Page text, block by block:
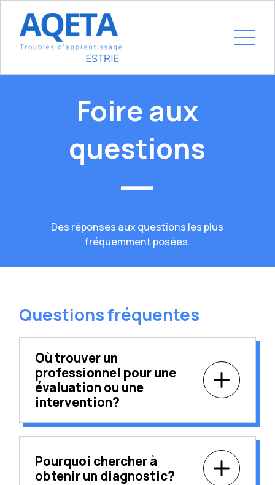
Foire aux
questions
Des réponses aux questions les plus
fréquemment posées.
Questions fréquentes
Où trouver un
professionnel pour une
évaluation ou une
intervention?
Pourquoi chercher à
obtenir un diagnostic?